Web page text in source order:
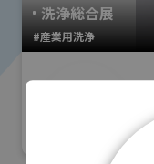
洗浄総合展
#産業用洗浄